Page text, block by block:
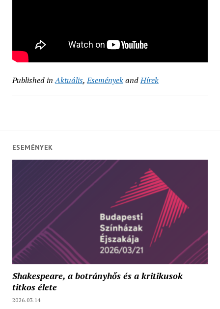
Published in Aktuális,EseményekandHírek
ESEMÉNYEK
Shakespeare, a botrányhős és a kritikusok
titkos élete
2026.03.14.